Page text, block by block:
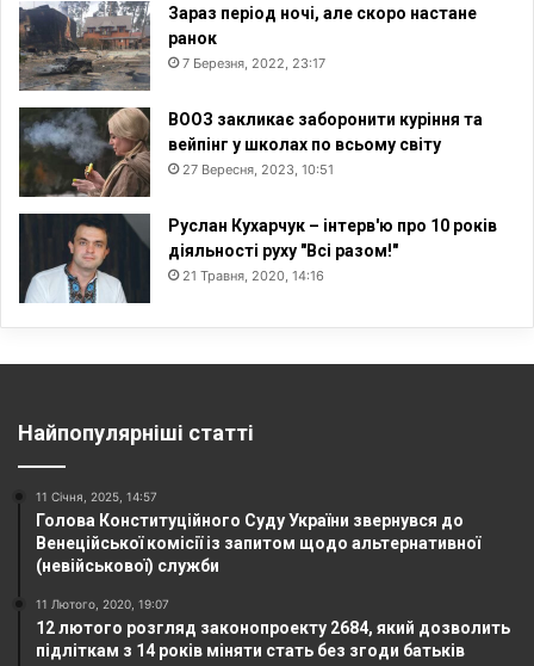
Зараз період ночі, але скоро настане
ранок
7 Березня, 2022, 23:17
ВООЗ закликає заборонити куріння та
вейпінг у школах по всьому світу
27 Вересня, 2023, 10:51
Руслан Кухарчук – інтерв'ю про 10 років
діяльності руху "Всі разом!"
21 Травня, 2020, 14:16
Найпопулярніші статті
11 Січня, 2025, 14:57
Голова Конституційного Суду України звернувся до
Венеційської комісії із запитом щодо альтернативної
(невійськової) служби
11 Лютого, 2020, 19:07
12 лютого розгляд законопроекту 2684, який дозволить
підліткам з 14 років міняти стать без згоди батьків